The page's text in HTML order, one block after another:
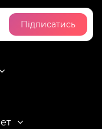
Підписатись